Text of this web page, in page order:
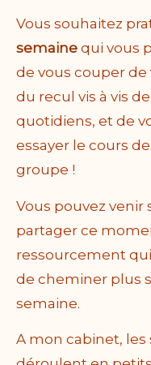
Vous souhaitez
semaine qui vous
de vous couper
du recul vis à vis
quotidiens, et de
essayer le cours
groupe !
Vous pouvez venir
partager ce
ressourcement
de cheminer plus
semaine.
A mon cabinet, les